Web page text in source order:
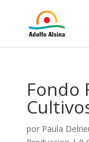
Fondo
por Paula